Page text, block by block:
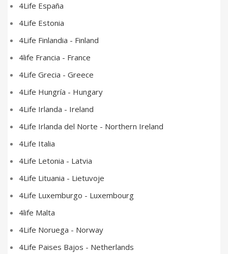
4Life España
4Life Estonia
4Life Finlandia - Finland
4life Francia - France
4Life Grecia - Greece
4Life Hungría - Hungary
4Life Irlanda - Ireland
4Life Irlanda del Norte - Northern Ireland
4Life Italia
4Life Letonia - Latvia
4Life Lituania - Lietuvoje
4Life Luxemburgo - Luxembourg
4life Malta
4Life Noruega - Norway
4Life Paises Bajos - Netherlands